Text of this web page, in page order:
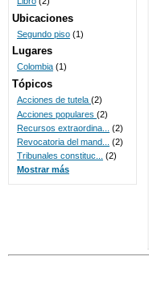
Ubicaciones
Segundo piso (1)
Lugares
Colombia (1)
Tópicos
Acciones de tutela (2)
Acciones populares (2)
Recursos extraordina...
(2)
Revocatoria del mand...
(2)
Tribunales constituc...
(2)
Mostrar más